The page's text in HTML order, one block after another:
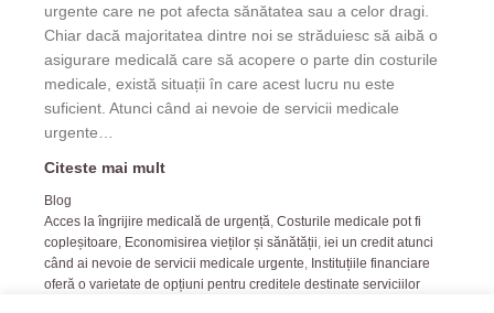
urgente care ne pot afecta sănătatea sau a celor dragi.
Chiar dacă majoritatea dintre noi se străduiesc să aibă o
asigurare medicală care să acopere o parte din costurile
medicale, există situații în care acest lucru nu este
suficient. Atunci când ai nevoie de servicii medicale
urgente…
Citeste mai mult
Blog
Acces la îngrijire medicală de urgență, Costurile medicale pot fi
copleșitoare, Economisirea vieților și sănătății, iei un credit atunci
când ai nevoie de servicii medicale urgente, Instituțiile financiare
oferă o varietate de opțiuni pentru creditele destinate serviciilor